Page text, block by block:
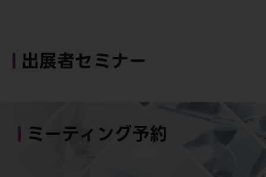
出展者セミナー
ミーティング予約